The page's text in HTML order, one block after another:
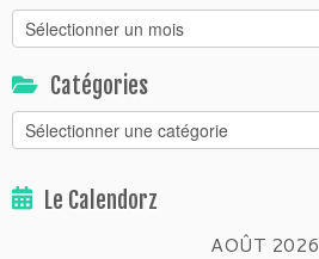
Archivorz
Catégories
Catégories
Le Calendorz
AOÛT 2026